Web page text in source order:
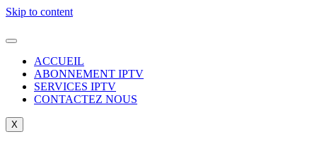
Skip to content
ACCUEIL
ABONNEMENT IPTV
SERVICES IPTV
CONTACTEZ NOUS
X